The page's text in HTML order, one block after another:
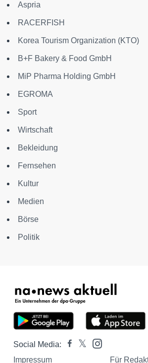
Aspria
RACERFISH
Korea Tourism Organization (KTO)
B+F Bakery & Food GmbH
MiP Pharma Holding GmbH
EGROMA
Sport
Wirtschaft
Bekleidung
Fernsehen
Kultur
Medien
Börse
Politik
Social Media:
Impressum
Für